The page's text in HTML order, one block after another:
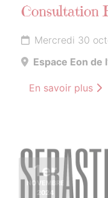
Consultation
Mercredi 30
Espace Eon de
En savoir plus
1er
NOVEMBRE
2024